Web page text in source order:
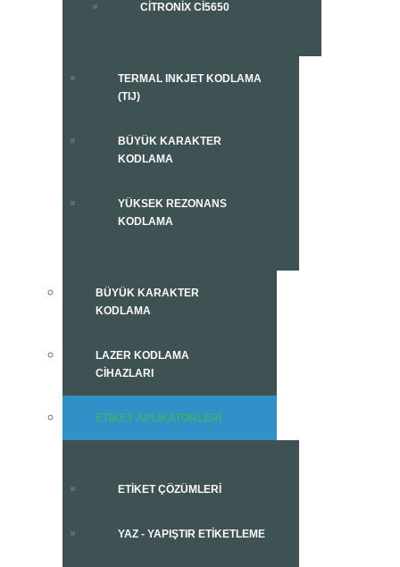
CITRONIX CI5650
TERMAL INKJET KODLAMA
(TIJ)
BÜYÜK KARAKTER
KODLAMA
YÜKSEK REZONANS
KODLAMA
BÜYÜK KARAKTER
KODLAMA
LAZER KODLAMA
CIHAZLARI
ETIKET APLIKATÖRLERI
ETIKET ÇÖZÜMLERI
YAZ - YAPIŞTIR ETIKETLEME